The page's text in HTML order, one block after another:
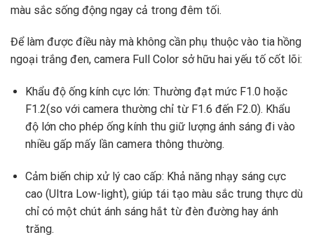
màu sắc sống động ngay cả trong đêm tối.
Để làm được điều này mà không cần phụ thuộc vào tia hồng
ngoại trắng đen, camera Full Color sở hữu hai yếu tố cốt lõi:
Khẩu độ ống kính cực lớn: Thường đạt mức F1.0hoặc
F1.2(so với camera thường chỉ từ F1.6 đến F2.0). Khẩu
độ lớn cho phép ống kính thu giữ lượng ánh sáng đi vào
nhiều gấp mấy lần camera thông thường.
Cảm biến chip xử lý cao cấp: Khả năng nhạy sáng cực
cao (Ultra Low-light), giúp tái tạo màu sắc trung thực dù
chỉ có một chút ánh sáng hắt từ đèn đường hay ánh
trăng.